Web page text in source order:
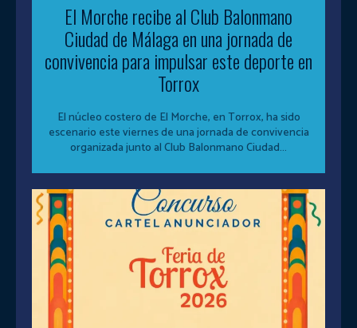
El Morche recibe al Club Balonmano
Ciudad de Málaga en una jornada de
convivencia para impulsar este deporte en
Torrox
El núcleo costero de El Morche, en Torrox, ha sido
escenario este viernes de una jornada de convivencia
organizada junto al Club Balonmano Ciudad...